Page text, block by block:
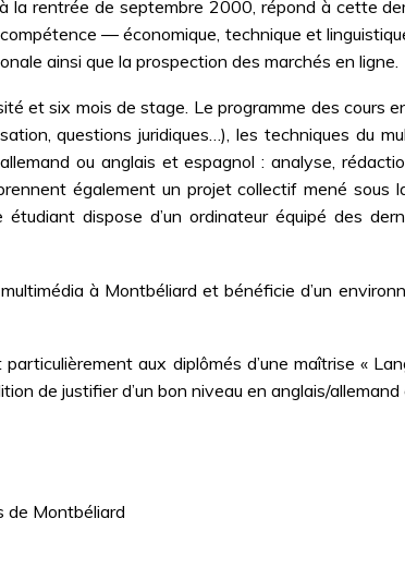
la rentrée de septembre 2000, répond à cette
― économique, technique et
ainsi que la prospection des marchés en ligne.
et six mois de stage. Le programme des cours
questions juridiques…), les techniques du
ou anglais et espagnol : analyse,
également un projet collectif mené
dispose d’un ordinateur équipé des
à Montbéliard et bénéficie d’un
aux diplômés d’une maîtrise «
de justifier d’un bon niveau en anglais/allemand
de Montbéliard